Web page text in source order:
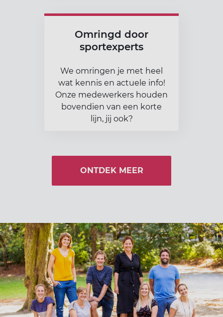
Omringd door
sportexperts
We omringen je met heel
wat kennis en actuele info!
Onze medewerkers houden
bovendien van een korte
lijn, jij ook?
ONTDEK MEER